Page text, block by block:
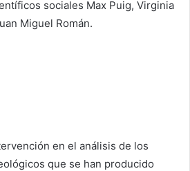
sociales Max Puig, Virginia
Miguel Román.
en el análisis de los
que se han producido